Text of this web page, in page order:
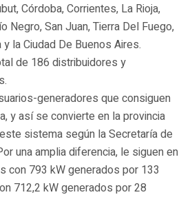
Córdoba, Corrientes, La Rioja,
Negro, San Juan, Tierra Del Fuego,
la Ciudad De Buenos Aires.
de 186 distribuidores y
generadores que consiguen
y así se convierte en la provincia
sistema según la Secretaría de
una amplia diferencia, le siguen en
con 793 kW generados por 133
712,2 kW generados por 28